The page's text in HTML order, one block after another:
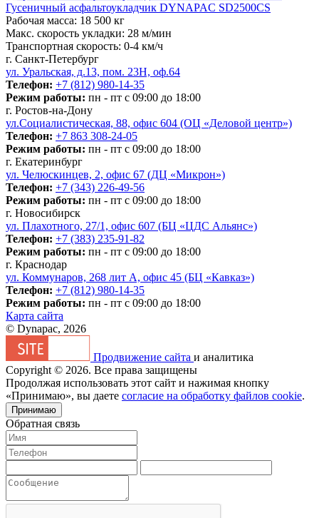
Гусеничный асфальтоукладчик DYNAPAC SD2500CS
Рабочая масса: 18 500 кг
Макс. скорость укладки: 28 м/мин
Транспортная скорость: 0-4 км/ч
г. Санкт-Петербург
ул. Уральская, д.13, пом. 23Н, оф.64
Телефон: +7 (812) 980-14-35
Режим работы: пн - пт с 09:00 до 18:00
г. Ростов-на-Дону
ул.Социалистическая, 88, офис 604 (ОЦ «Деловой центр»)
Телефон: +7 863 308-24-05
Режим работы: пн - пт с 09:00 до 18:00
г. Екатеринбург
ул. Челюскинцев, 2, офис 67 (ДЦ «Микрон»)
Телефон: +7 (343) 226-49-56
Режим работы: пн - пт с 09:00 до 18:00
г. Новосибирск
ул. Плахотного, 27/1, офис 607 (БЦ «ЦДС Альянс»)
Телефон: +7 (383) 235-91-82
Режим работы: пн - пт с 09:00 до 18:00
г. Краснодар
ул. Коммунаров, 268 лит А, офис 45 (БЦ «Кавказ»)
Телефон: +7 (812) 980-14-35
Режим работы: пн - пт с 09:00 до 18:00
Карта сайта
© Dynapac, 2026
Продвижение сайта и аналитика
Copyright © 2026. Все права защищены
Продолжая использовать этот сайт и нажимая кнопку
«Принимаю», вы даете согласие на обработку файлов cookie.
Принимаю
Обратная связь